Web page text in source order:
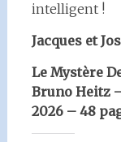
intelligent !
Jacques et
Le Mystère
Bruno Heitz
2026 – 48